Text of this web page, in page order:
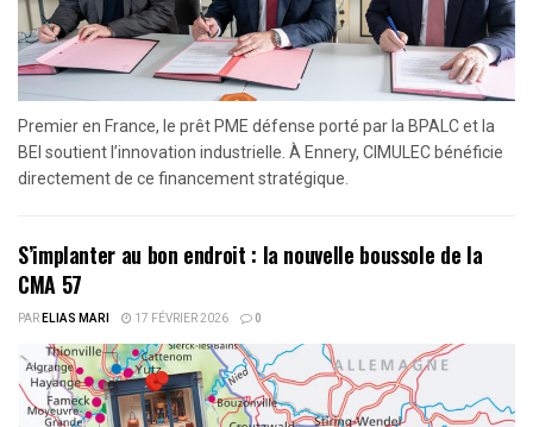
Premier en France, le prêt PME défense porté par la BPALC et la
BEI soutient l’innovation industrielle. À Ennery, CIMULEC bénéficie
directement de ce financement stratégique.
S’implanter au bon endroit : la nouvelle boussole de la
CMA 57
PARELIAS MARI 17 FÉVRIER 2026 0